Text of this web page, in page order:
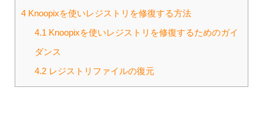
4Knoopixを使いレジストリを修復する方法
4.1 Knoopixを使いレジストリを修復するためのガイ
ダンス
4.2レジストリファイルの復元